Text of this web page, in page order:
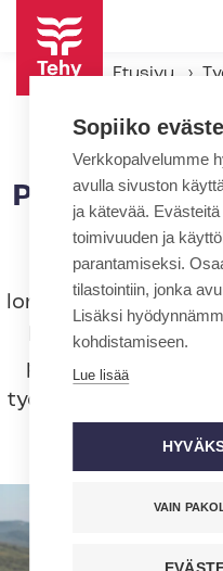
Hyppää
pääsisältöön
Etusivu
Palkaton
Joskus
lomien ajaksi,
lomalla tai
pitäisi
työntekijä pitää
Sopiiko
Verkkopalvelumme
avulla sivuston
ja kätevää.
toimivuuden ja
parantamiseksi.
tilastointiin, jonka
Lisäksi
kohdistamiseen.
Lue lisää
VAIN